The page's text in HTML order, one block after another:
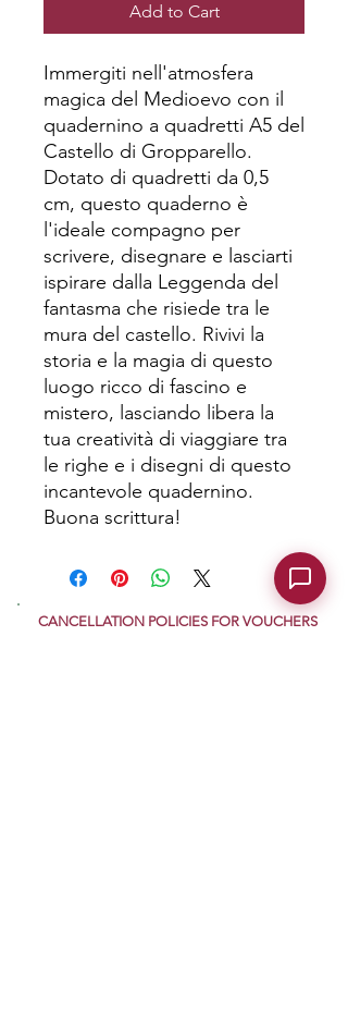
Add to Cart
Immergiti nell'atmosfera
magica del Medioevo con il
quadernino a quadretti A5 del
Castello di Gropparello.
Dotato di quadretti da 0,5
cm, questo quaderno è
l'ideale compagno per
scrivere, disegnare e lasciarti
ispirare dalla Leggenda del
fantasma che risiede tra le
mura del castello. Rivivi la
storia e la magia di questo
luogo ricco di fascino e
mistero, lasciando libera la
tua creatività di viaggiare tra
le righe e i disegni di questo
incantevole quadernino.
Buona scrittura!
CANCELLATION POLICIES FOR VOUCHERS